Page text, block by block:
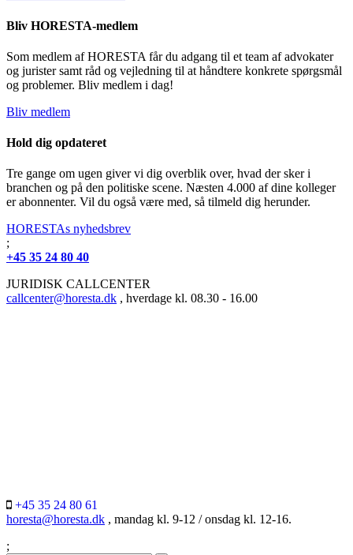
Bliv HORESTA-medlem
Som medlem af HORESTA får du adgang til et team af advokater
og jurister samt råd og vejledning til at håndtere konkrete spørgsmål
og problemer. Bliv medlem i dag!
Bliv medlem
Hold dig opdateret
Tre gange om ugen giver vi dig overblik over, hvad der sker i
branchen og på den politiske scene. Næsten 4.000 af dine kolleger
er abonnenter. Vil du også være med, så tilmeld dig herunder.
HORESTAs nyhedsbrev
;
+45 35 24 80 40
JURIDISK CALLCENTER
callcenter@horesta.dk , hverdage kl. 08.30 - 16.00
+45 35 24 80 61
horesta@horesta.dk , mandag kl. 9-12 / onsdag kl. 12-16.
;